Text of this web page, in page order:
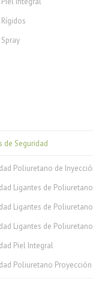
de Seguridad
Poliuretano de
Ligantes de
Ligantes de
Ligantes de
Piel Integral
Poliuretano Proyección